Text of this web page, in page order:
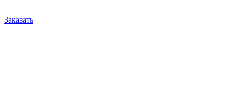
Заказать